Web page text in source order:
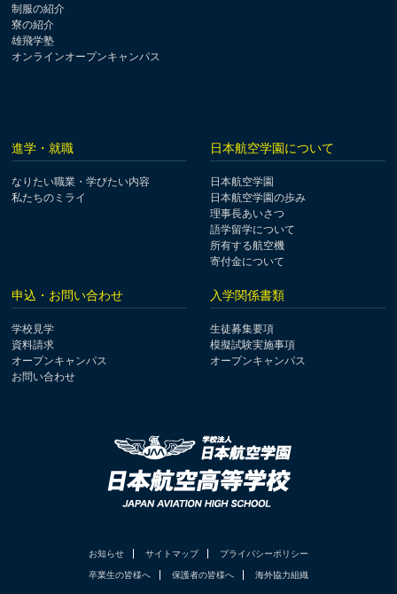
制服の紹介
寮の紹介
雄飛学塾
オンラインオープンキャンパス
進学・就職
なりたい職業・学びたい内容
私たちのミライ
日本航空学園について
日本航空学園
日本航空学園の歩み
理事長あいさつ
語学留学について
所有する航空機
寄付金について
申込・お問い合わせ
学校見学
資料請求
オープンキャンパス
お問い合わせ
入学関係書類
生徒募集要項
模擬試験実施事項
オープンキャンパス
お知らせ サイトマップ プライバシーポリシー
卒業生の皆様へ 保護者の皆様へ 海外協力組織